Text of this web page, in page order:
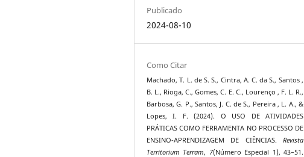
Publicado
2024-08-10
Como Citar
Machado, T. L. de S. S., Cintra, A. C. da S., Santos ,
B. L., Rioga, C., Gomes, C. E. C., Lourenço , F. L. R.,
Barbosa, G. P., Santos, J. C. de S., Pereira , L. A., &
Lopes, I. F. (2024). O USO DE ATIVIDADES
PRÁTICAS COMO FERRAMENTA NO PROCESSO DE
ENSINO-APRENDIZAGEM DE CIÊNCIAS. Revista
Territorium Terram, 7(Número Especial 1), 43–51.